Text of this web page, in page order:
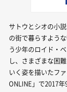
サトウとシオの小
の街で暮らすよう
う少年のロイド・
し、さまざまな困
いく姿を描いたフ
ONLINE」で2017年